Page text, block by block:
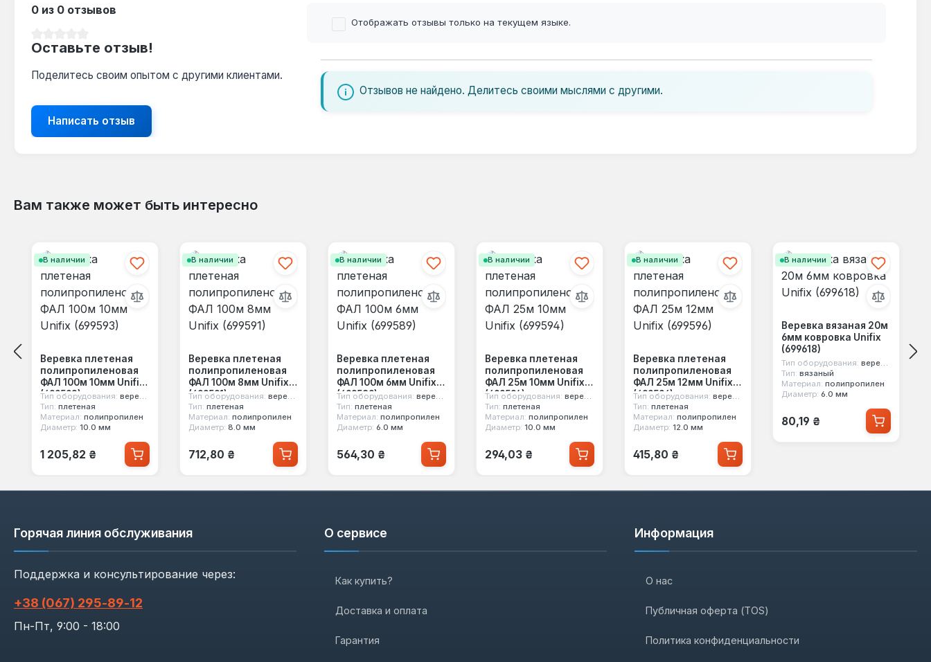
0 из 0 отзывов
Оставьте отзыв!
Поделитесь своим опытом с другими клиентами.
Написать отзыв
Отображать отзывы только на текущем языке.
Отзывов не найдено. Делитесь своими мыслями с другими.
Вам также может быть интересно
В наличии
Веревка плетеная
полипропиленовая
ФАЛ 100м 10мм Unifix
(699593)
Тип оборудования: веревка фал
Тип: плетеная
Материал: полипропилен
Диаметр: 10.0 мм
Обычная цена:
1 205,82 ₴
В наличии
Веревка плетеная
полипропиленовая
ФАЛ 100м 8мм Unifix
(699591)
Тип оборудования: веревка фал
Тип: плетеная
Материал: полипропилен
Диаметр: 8.0 мм
Обычная цена:
712,80 ₴
В наличии
Веревка плетеная
полипропиленовая
ФАЛ 100м 6мм Unifix
(699589)
Тип оборудования: веревка фал
Тип: плетеная
Материал: полипропилен
Диаметр: 6.0 мм
Обычная цена:
564,30 ₴
В наличии
Веревка плетеная
полипропиленовая
ФАЛ 25м 10мм Unifix
(699594)
Тип оборудования: веревка фал
Тип: плетеная
Материал: полипропилен
Диаметр: 10.0 мм
Обычная цена:
294,03 ₴
В наличии
Веревка плетеная
полипропиленовая
ФАЛ 25м 12мм Unifix
(699596)
Тип оборудования: веревка фал
Тип: плетеная
Материал: полипропилен
Диаметр: 12.0 мм
Обычная цена:
415,80 ₴
В наличии
Веревка вязаная 20м
6мм ковровка Unifix
(699618)
Тип оборудования: веревка вязаная
Тип: вязаный
Материал: полипропилен
Диаметр: 6.0 мм
Обычная цена:
80,19 ₴
Горячая линия обслуживания
Поддержка и консультирование через:
+38 (067) 295‑89‑12
Пн-Пт, 9:00 - 18:00
О сервисе
Как купить?
Доставка и оплата
Гарантия
Информация
О нас
Публичная оферта (TOS)
Политика конфиденциальности